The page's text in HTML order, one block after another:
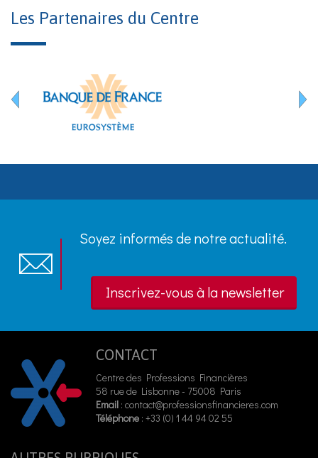
Les Partenaires du Centre
Soyez informés de notre actualité.
Inscrivez-vous à la newsletter
CONTACT
Centre des Professions Financières
58 rue de Lisbonne - 75008 Paris
Email : contact@professionsfinancieres.com
Téléphone : +33 (0) 1 44 94 02 55